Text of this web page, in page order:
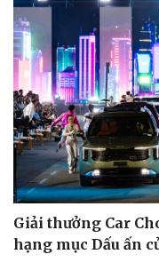
Cải chính
Giải thưởng Car
hạng mục Dấu ấn